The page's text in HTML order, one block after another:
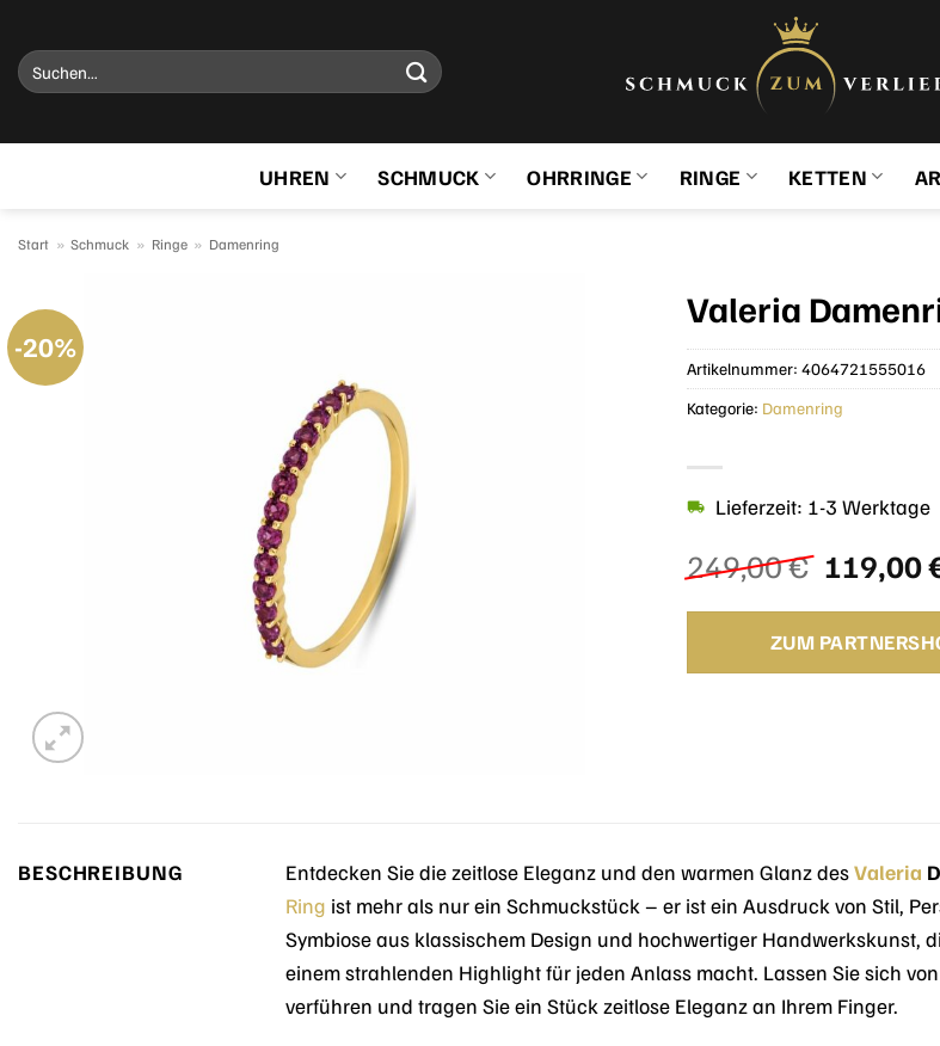
Inhalt
springen
Suchen
nach:
UHREN SCHMUCK OHRRINGE RINGE KETTEN
Start » Schmuck » Ringe » Damenring
-20%
Valeria
249,00€
Preis
war:
249,00
119,00
Lieferzeit: 1-3 Werktage
ZUM
Artikelnummer: 4064721555016
Kategorie: Damenring
BESCHREIBUNG Entdecken Sie die zeitlose Eleganz und den warmen Glanz desValeria
Ring ist mehr als nur ein Schmuckstück – er ist ein Ausdruck von Stil,
Symbiose aus klassischem Design und hochwertiger Handwerkskunst,
einem strahlenden Highlight für jeden Anlass macht. Lassen Sie sich
verführen und tragen Sie ein Stück zeitlose Eleganz an Ihrem Finger.